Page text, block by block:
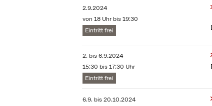
2.9.2024
von 18 Uhr bis 19:30
Eintritt frei
2. bis6.9.2024
15:30 bis 17:30 Uhr
Eintritt frei
6.9. bis20.10.2024